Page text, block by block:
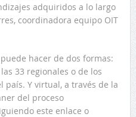
adquiridos a lo largo
coordinadora equipo OIT
hacer de dos formas:
33 regionales o de los
país. Y virtual, a través de la
del proceso
este enlace o